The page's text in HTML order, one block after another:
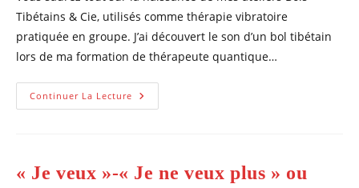
publication :
Tibétains & Cie, utilisés comme thérapie vibratoire
pratiquée en groupe. J’ai découvert le son d’un bol tibétain
lors de ma formation de thérapeute quantique…
Continuer La Lecture Naissance
Des
Cie,
Thérapie
« Je veux »-« Je ne veux plus » ou